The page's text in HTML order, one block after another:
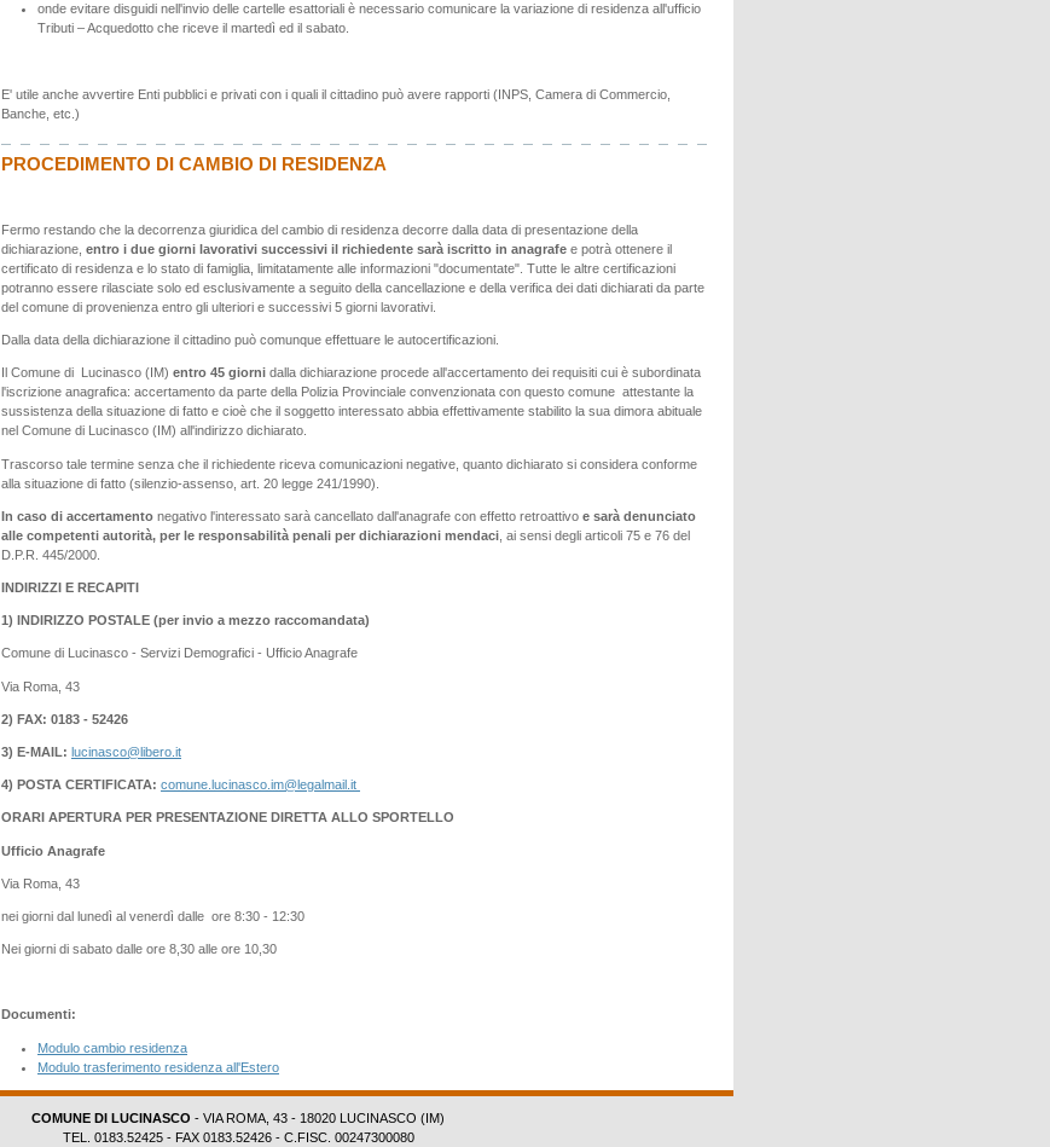
onde evitare disguidi nell'invio delle cartelle esattoriali è necessario comunicare la variazione di residenza all'ufficio
Tributi – Acquedotto che riceve il martedì ed il sabato.
E' utile anche avvertire Enti pubblici e privati con i quali il cittadino può avere rapporti (INPS, Camera di Commercio,
Banche, etc.)
PROCEDIMENTO DI CAMBIO DI RESIDENZA
Fermo restando che la decorrenza giuridica del cambio di residenza decorre dalla data di presentazione della
dichiarazione, entro i due giorni lavorativi successivi il richiedente sarà iscritto in anagrafe e potrà ottenere il
certificato di residenza e lo stato di famiglia, limitatamente alle informazioni "documentate". Tutte le altre certificazioni
potranno essere rilasciate solo ed esclusivamente a seguito della cancellazione e della verifica dei dati dichiarati da parte
del comune di provenienza entro gli ulteriori e successivi 5 giorni lavorativi.
Dalla data della dichiarazione il cittadino può comunque effettuare le autocertificazioni.
Il Comune di Lucinasco (IM) entro 45 giorni dalla dichiarazione procede all'accertamento dei requisiti cui è subordinata
l'iscrizione anagrafica: accertamento da parte della Polizia Provinciale convenzionata con questo comune attestante la
sussistenza della situazione di fatto e cioè che il soggetto interessato abbia effettivamente stabilito la sua dimora abituale
nel Comune di Lucinasco (IM) all'indirizzo dichiarato.
Trascorso tale termine senza che il richiedente riceva comunicazioni negative, quanto dichiarato si considera conforme
alla situazione di fatto (silenzio-assenso, art. 20 legge 241/1990).
In caso di accertamento negativo l'interessato sarà cancellato dall'anagrafe con effetto retroattivo e sarà denunciato
alle competenti autorità, per le responsabilità penali per dichiarazioni mendaci , ai sensi degli articoli 75 e 76 del
D.P.R. 445/2000.
INDIRIZZI E RECAPITI
1) INDIRIZZO POSTALE (per invio a mezzo raccomandata)
Comune di Lucinasco - Servizi Demografici - Ufficio Anagrafe
Via Roma, 43
2) FAX: 0183 - 52426
3) E-MAIL: lucinasco@libero.it
4) POSTA CERTIFICATA: comune.lucinasco.im@legalmail.it
ORARI APERTURA PER PRESENTAZIONE DIRETTA ALLO SPORTELLO
Ufficio Anagrafe
Via Roma, 43
nei giorni dal lunedì al venerdì dalle ore 8:30 - 12:30
Nei giorni di sabato dalle ore 8,30 alle ore 10,30
Documenti:
Modulo cambio residenza
Modulo trasferimento residenza all'Estero
COMUNE DI LUCINASCO - VIA ROMA, 43 - 18020 LUCINASCO (IM)
TEL. 0183.52425 - FAX 0183.52426 - C.FISC. 00247300080